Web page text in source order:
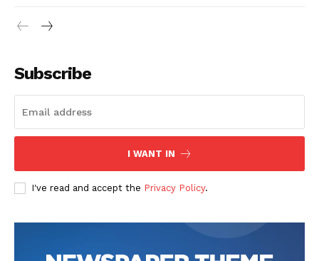
Subscribe
I WANT IN
I've read and accept the Privacy Policy.